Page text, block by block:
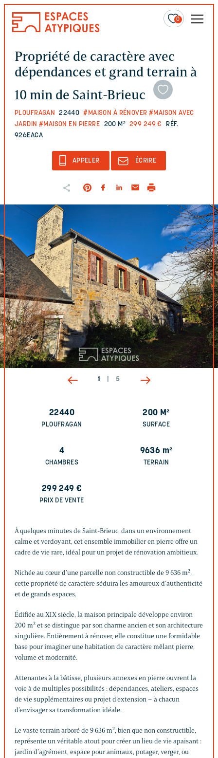
0
Propriété de caractère avec
dépendances et grand terrain à
10 min de Saint-Brieuc
PLOUFRAGAN 22440 #MAISON À RÉNOVER #MAISON AVEC
JARDIN #MAISON EN PIERRE 200 M² 299 249 €
RÉF.
926EACA
APPELER ÉCRIRE
1 5
22440
PLOUFRAGAN
200 M²
SURFACE
4
CHAMBRES
9636 m²
TERRAIN
299 249 €
PRIX DE VENTE
À quelques minutes de Saint-Brieuc, dans un environnement
calme et verdoyant, cet ensemble immobilier en pierre offre un
cadre de vie rare, idéal pour un projet de rénovation ambitieux.
Nichée au cœur d’une parcelle non constructible de 9 636 m²,
cette propriété de caractère séduira les amoureux d’authenticité
et de grands espaces.
Édifiée au XIX siècle, la maison principale développe environ
200 m² et se distingue par son charme ancien et son architecture
singulière. Entièrement à rénover, elle constitue une formidable
base pour imaginer une habitation de caractère mêlant pierre,
volume et modernité.
Attenantes à la bâtisse, plusieurs annexes en pierre ouvrent la
voie à de multiples possibilités : dépendances, ateliers, espaces
de vie supplémentaires ou projet d’extension – à chacun
d’envisager sa transformation idéale.
Le vaste terrain arboré de 9 636 m², bien que non constructible,
représente un véritable atout pour créer un lieu de vie apaisant :
jardin d’agrément, espace pour animaux, potager, verger, ou